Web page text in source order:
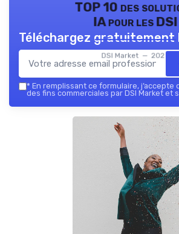
TOP 10 des
IA pour les DSI
DSI Market — 2026
Téléchargez gratuitement
* En remplissant ce formulaire, j’accepte
des fins commerciales par DSI Market et